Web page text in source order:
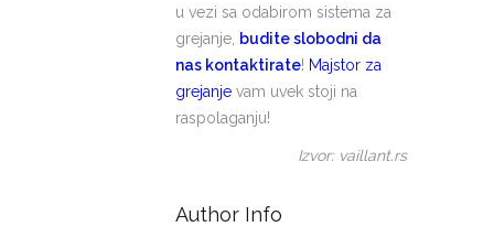
u vezi sa odabirom sistema za
grejanje, budite slobodni da
nas kontaktirate! Majstor za
grejanje vam uvek stoji na
raspolaganju!
Izvor: vaillant.rs
Author Info